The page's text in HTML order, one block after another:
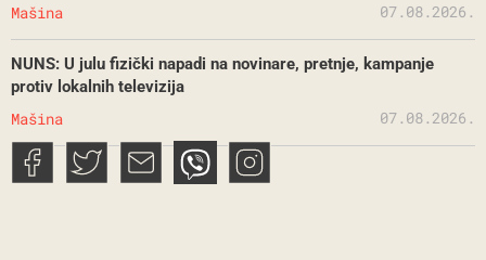
Mašina 07.08.2026.
NUNS: U julu fizički napadi na novinare, pretnje, kampanje
protiv lokalnih televizija
Mašina 07.08.2026.